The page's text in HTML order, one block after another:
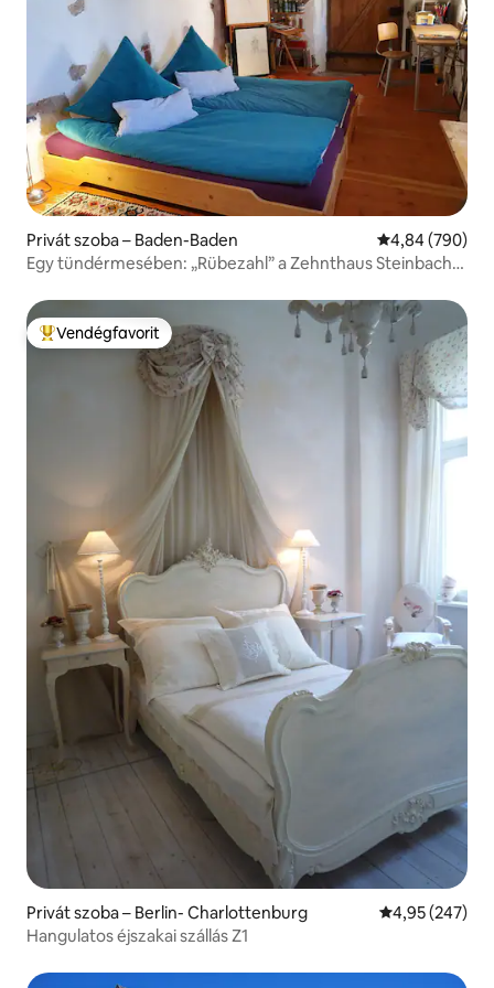
Privát szoba – Baden-Baden Átlagos
4,84 (790)
Egy tündérmesében: „Rübezahl” a Zehnthaus Steinbach-
Kiemelt vendégfavorit
Vendégfavorit
Privát szoba – Berlin- Charlottenburg Átlagos
4,95 (247)
Hangulatos éjszakai szállás Z1